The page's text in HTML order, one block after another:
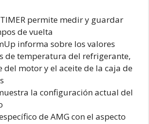
permite medir y guardar
de vuelta
informa sobre los valores
de temperatura del refrigerante,
del motor y el aceite de la caja de
la configuración actual del
de AMG con el aspecto